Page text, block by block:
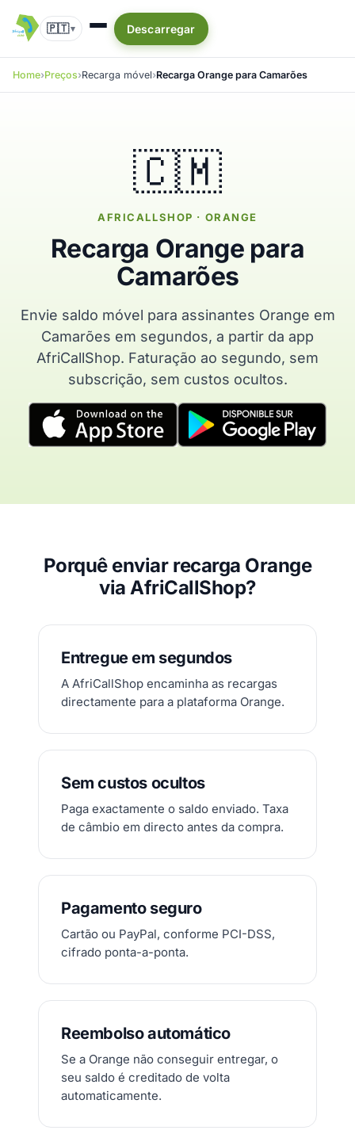
🇵🇹▾ Descarregar
Home Preços Recarga móvel Recarga Orange para Camarões
🇨🇲
AFRICALLSHOP · ORANGE
Recarga Orange para
Camarões
Envie saldo móvel para assinantes Orange em
Camarões em segundos, a partir da app
AfriCallShop. Faturação ao segundo, sem
subscrição, sem custos ocultos.
Porquê enviar recarga Orange
via AfriCallShop?
Entregue em segundos
A AfriCallShop encaminha as recargas
directamente para a plataforma Orange.
Sem custos ocultos
Paga exactamente o saldo enviado. Taxa
de câmbio em directo antes da compra.
Pagamento seguro
Cartão ou PayPal, conforme PCI-DSS,
cifrado ponta-a-ponta.
Reembolso automático
Se a Orange não conseguir entregar, o
seu saldo é creditado de volta
automaticamente.